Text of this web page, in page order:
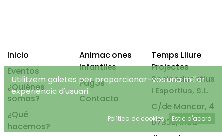
Inicio
Eventos
¿Quiénes
somos?
¿Qué
hacemos?
Animaciones
infantiles
Pagos
Contacto
Temps Lliure
Projectes
Socioeducatius
i Esportius, S.L.
C/de Mancor, 4
07300, Inca
Utilitzem galetes per proporcionar-vos una millor
experiència d'usuari.
Política de cookies Estic d'acord